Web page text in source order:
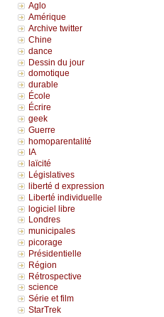
Aglo
Amérique
Archive twitter
Chine
dance
Dessin du jour
domotique
durable
École
Écrire
geek
Guerre
homoparentalité
IA
laïcité
Législatives
liberté d expression
Liberté individuelle
logiciel libre
Londres
municipales
picorage
Présidentielle
Région
Rétrospective
science
Série et film
StarTrek